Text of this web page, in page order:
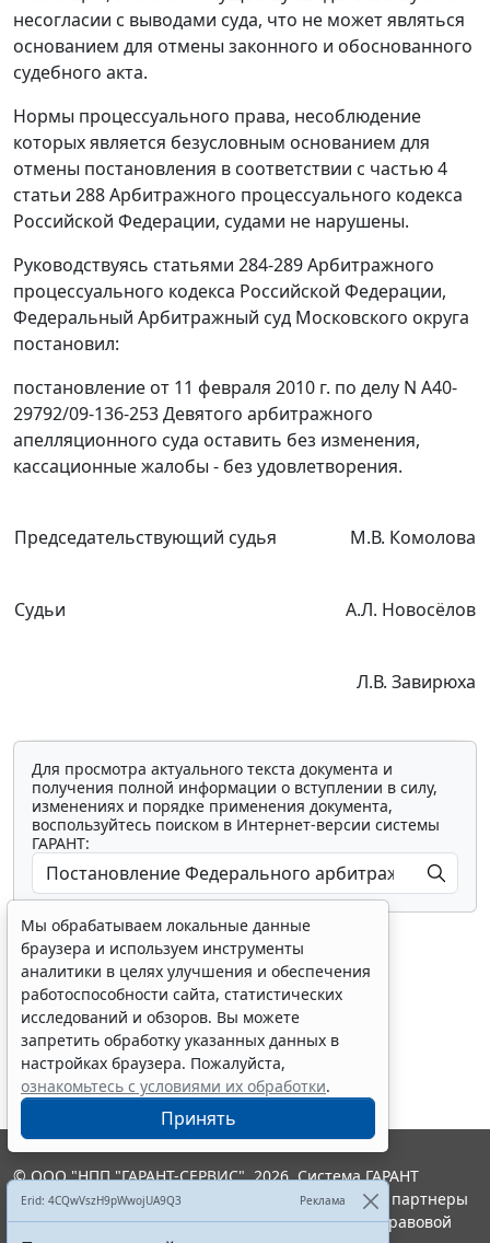
несогласии с выводами суда, что не может являться
основанием для отмены законного и обоснованного
судебного акта.
Нормы процессуального права, несоблюдение
которых является безусловным основанием для
отмены постановления в соответствии с частью 4
статьи 288Арбитражного процессуального кодекса
Российской Федерации, судами не нарушены.
Руководствуясь статьями 284-289Арбитражного
процессуального кодекса Российской Федерации,
Федеральный Арбитражный суд Московского округа
постановил:
постановление от 11 февраля 2010 г. по делу N А40-
29792/09-136-253 Девятого арбитражного
апелляционного суда оставить без изменения,
кассационные жалобы - без удовлетворения.
Председательствующий судья М.В. Комолова
Судьи А.Л. Новосёлов
Л.В. Завирюха
Для просмотра актуального текста документа и
получения полной информации о вступлении в силу,
изменениях и порядке применения документа,
воспользуйтесь поиском в Интернет-версии системы
ГАРАНТ:
Показать все материалы
Мы обрабатываем локальные данные
браузера и используем инструменты
аналитики в целях улучшения и обеспечения
работоспособности сайта, статистических
исследований и обзоров. Вы можете
запретить обработку указанных данных в
настройках браузера. Пожалуйста,
ознакомьтесь с условиями их обработки.
Принять
Erid: 4CQwVszH9pWwojUA9Q3 Реклама
© ООО "НПП "ГАРАНТ-СЕРВИС", 2026. Система ГАРАНТ
выпускается с 1990 года. Компания "Гарант" и ее партнеры
являются участниками Российской ассоциации правовой